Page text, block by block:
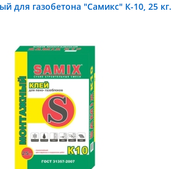
для газобетона "Самикс" К-10, 25 кг.